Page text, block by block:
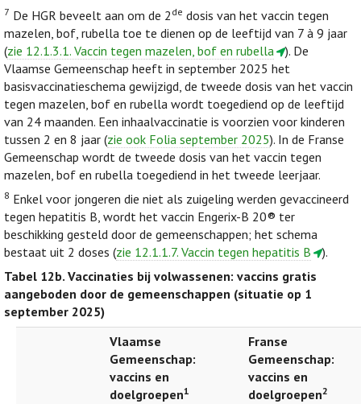
7 De HGR beveelt aan om de 2 de dosis van het vaccin tegen
mazelen, bof, rubella toe te dienen op de leeftijd van 7 à 9 jaar
(zie 12.1.3.1. Vaccin tegen mazelen, bof en rubella
). De
Vlaamse Gemeenschap heeft in september 2025 het
basisvaccinatieschema gewijzigd, de tweede dosis van het vaccin
tegen mazelen, bof en rubella wordt toegediend op de leeftijd
van 24 maanden. Een inhaalvaccinatie is voorzien voor kinderen
tussen 2 en 8 jaar (zie ook Folia september 2025). In de Franse
Gemeenschap wordt de tweede dosis van het vaccin tegen
mazelen, bof en rubella toegediend in het tweede leerjaar.
8 Enkel voor jongeren die niet als zuigeling werden gevaccineerd
tegen hepatitis B, wordt het vaccin Engerix-B 20® ter
beschikking gesteld door de gemeenschappen; het schema
bestaat uit 2 doses (zie 12.1.1.7. Vaccin tegen hepatitis B
).
Tabel 12b. Vaccinaties bij volwassenen: vaccins gratis
aangeboden door de gemeenschappen (situatie op 1
september 2025)
Vlaamse
Gemeenschap:
vaccins en
doelgroepen1
Franse
Gemeenschap:
vaccins en
doelgroepen2